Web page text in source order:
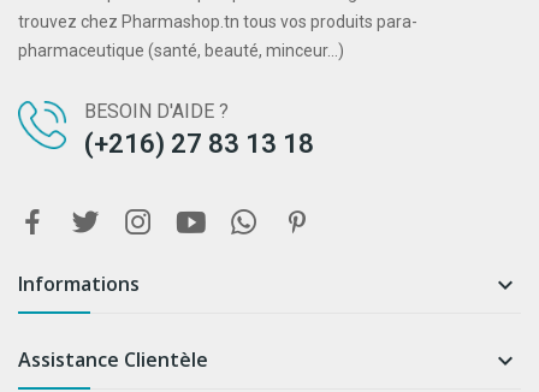
trouvez chez Pharmashop.tn tous vos produits para-
pharmaceutique (santé, beauté, minceur...)
BESOIN D'AIDE ?
(+216) 27 83 13 18
Informations 
Assistance Clientèle 